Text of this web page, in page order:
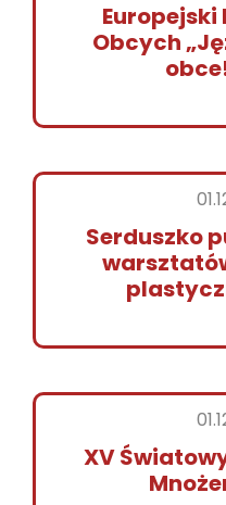
Europejski
Obcych
Serduszko
XV